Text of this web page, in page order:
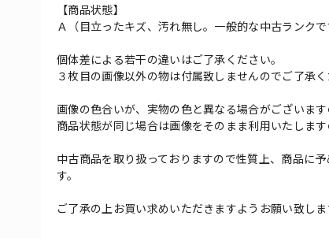
【商品状態】
Ａ（目立ったキズ、汚れ無し。一般的な中古ランクで
個体差による若干の違いはご了承ください。
３枚目の画像以外の物は付属致しませんのでご了承く
画像の色合いが、実物の色と異なる場合がございます
商品状態が同じ場合は画像をそのまま利用いたします
中古商品を取り扱っておりますので性質上、商品に
す。
ご了承の上お買い求めいただきますようお願い致しま